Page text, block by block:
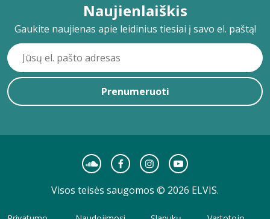
Naujienlaiškis
Gaukite naujienas apie leidinius tiesiai į savo el. paštą!
Prenumeruoti
Visos teisės saugomos © 2026 ELVIS.